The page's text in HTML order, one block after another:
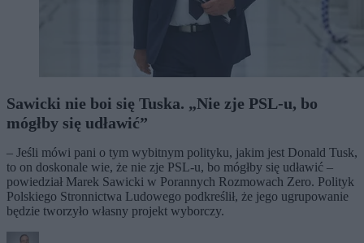
Sawicki nie boi się Tuska. „Nie zje PSL-u, bo
mógłby się udławić”
– Jeśli mówi pani o tym wybitnym polityku, jakim jest Donald Tusk,
to on doskonale wie, że nie zje PSL-u, bo mógłby się udławić –
powiedział Marek Sawicki w Porannych Rozmowach Zero. Polityk
Polskiego Stronnictwa Ludowego podkreślił, że jego ugrupowanie
będzie tworzyło własny projekt wyborczy.